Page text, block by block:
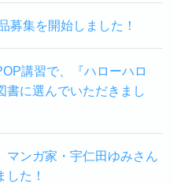
募集を開始しました！
講習で、『ハローハロ
書に選んでいただきまし
マンガ家・宇仁田ゆみさん
た！